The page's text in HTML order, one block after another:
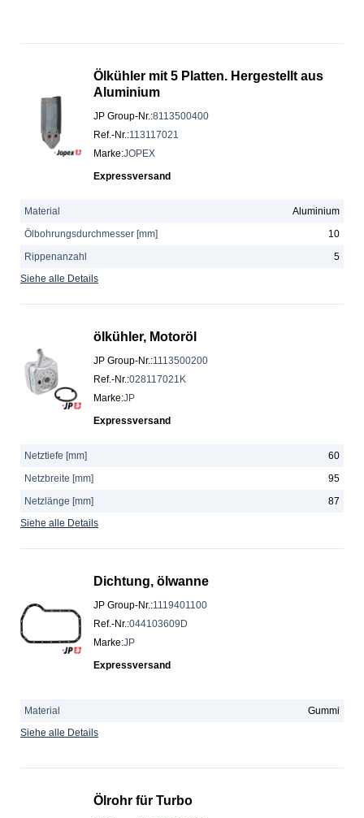
Ölkühler mit 5 Platten. Hergestellt aus
Aluminium
JP Group-Nr.:8113500400
Ref.-Nr.:113117021
Marke:JOPEX
Expressversand
Material
Aluminium
Ölbohrungsdurchmesser [mm]
10
Rippenanzahl
5
Siehe alle Details
ölkühler, Motoröl
JP Group-Nr.:1113500200
Ref.-Nr.:028117021K
Marke:JP
Expressversand
Netztiefe [mm]
60
Netzbreite [mm]
95
Netzlänge [mm]
87
Siehe alle Details
Dichtung, ölwanne
JP Group-Nr.:1119401100
Ref.-Nr.:044103609D
Marke:JP
Expressversand
Material
Gummi
Siehe alle Details
Ölrohr für Turbo